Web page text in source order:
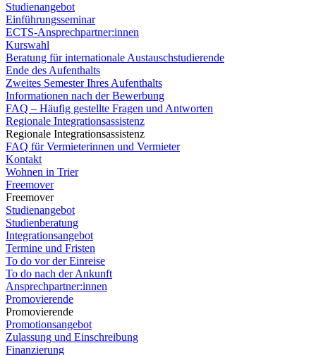
Studienangebot
Einführungsseminar
ECTS-Ansprechpartner:innen
Kurswahl
Beratung für internationale Austauschstudierende
Ende des Aufenthalts
Zweites Semester Ihres Aufenthalts
Informationen nach der Bewerbung
FAQ – Häufig gestellte Fragen und Antworten
Regionale Integrationsassistenz
Regionale Integrationsassistenz
FAQ für Vermieterinnen und Vermieter
Kontakt
Wohnen in Trier
Freemover
Freemover
Studienangebot
Studienberatung
Integrationsangebot
Termine und Fristen
To do vor der Einreise
To do nach der Ankunft
Ansprechpartner:innen
Promovierende
Promovierende
Promotionsangebot
Zulassung und Einschreibung
Finanzierung